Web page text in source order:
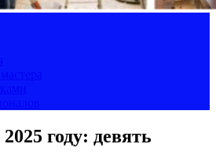
году: девять